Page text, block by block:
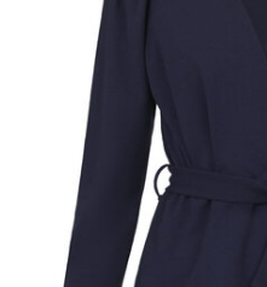
Vorige